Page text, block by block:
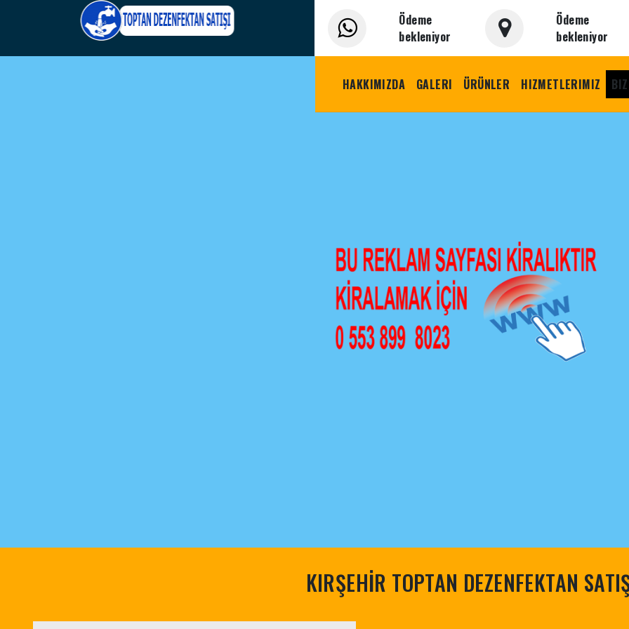
Ödeme
bekleniyor
Ödeme
bekleniyor
HAKKIMIZDA GALERI ÜRÜNLER HIZMETLERIMIZ
KIRŞEHİR TOPTAN DEZENFEKTAN